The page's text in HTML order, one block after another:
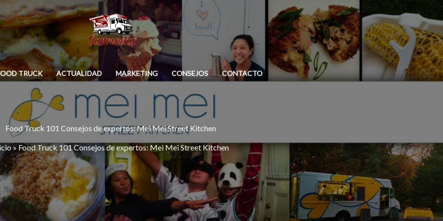
TRUCK ACTUALIDAD MARKETING CONSEJOS CONTACTO
Food Truck 101 Consejos de expertos: Mei Mei Street Kitchen
» Food Truck 101 Consejos de expertos: Mei Mei Street Kitchen